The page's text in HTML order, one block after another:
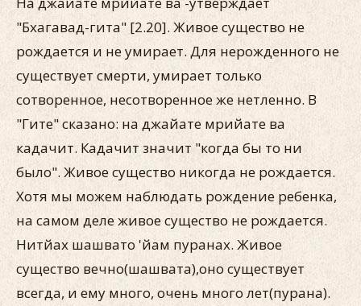
"Бхагавад-гита" [2.20]. Живое существо не
рождается и не умирает. Для нерожденного не
существует смерти, умирает только
сотворенное, несотворенное же нетленно. В
"Гите" сказано: на джайате мрийате ва
кадачит. Кадачит значит "когда бы то ни
было". Живое существо никогда не рождается.
Хотя мы можем наблюдать рождение ребенка,
на самом деле живое существо не рождается.
Нитйах шашвато 'йам пуранах. Живое
существо вечно(шашвата),оно существует
всегда, и ему много, очень много лет(пурана).